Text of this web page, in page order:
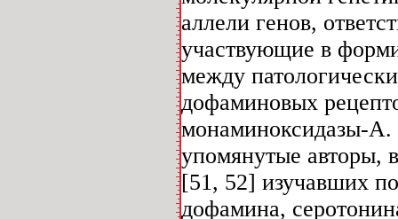
аллели генов,
участвующие в
между
дофаминовых
монаминоксидазы-А.
упомянутые авторы,
[51, 52] изучавших
дофамина,